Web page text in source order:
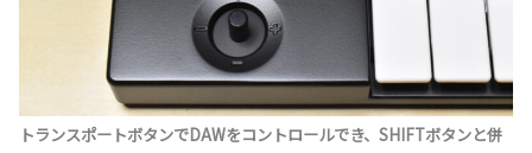
トランスポートボタンでDAWをコントロールでき、SHIFTボタンと併